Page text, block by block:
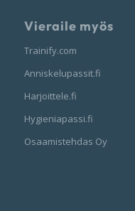
Vieraile myös
Trainify.com
Anniskelupassit.fi
Harjoittele.fi
Hygieniapassi.fi
Osaamistehdas Oy